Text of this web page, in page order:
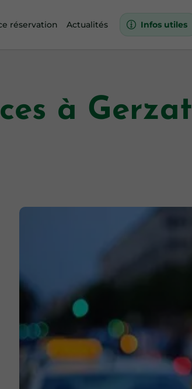
réservation Actualités Infos utiles
à Gerzat